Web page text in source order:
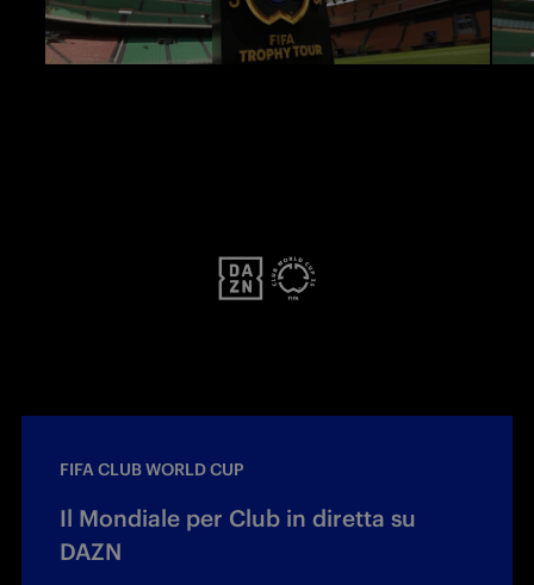
FIFA CLUB WORLD CUP
Il Mondiale per Club in diretta su
DAZN